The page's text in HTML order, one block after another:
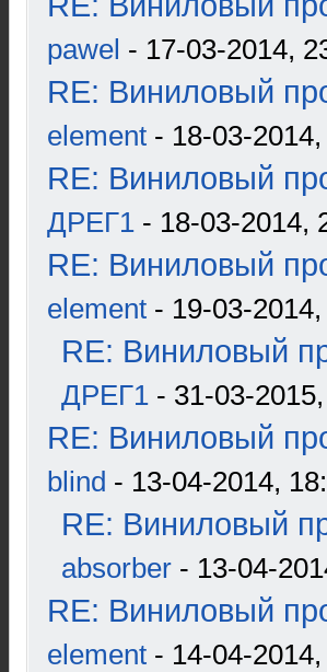
pawel - 17-03-2014,
RE: Виниловый
element - 18-03-
RE: Виниловый
ДРЕГ1 - 18-03-2014,
RE: Виниловый
element - 19-03-
RE: Виниловый
ДРЕГ1 - 31-03-
RE: Виниловый
blind - 13-04-2014,
RE: Виниловый
absorber - 13-04-
RE: Виниловый
element - 14-04-